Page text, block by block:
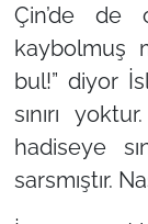
Çin’de de
kaybolmuş
bul!” diyor
sınırı
hadiseye
sarsmıştır.